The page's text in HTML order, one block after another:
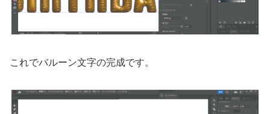
これでバルーン文字の完成です。